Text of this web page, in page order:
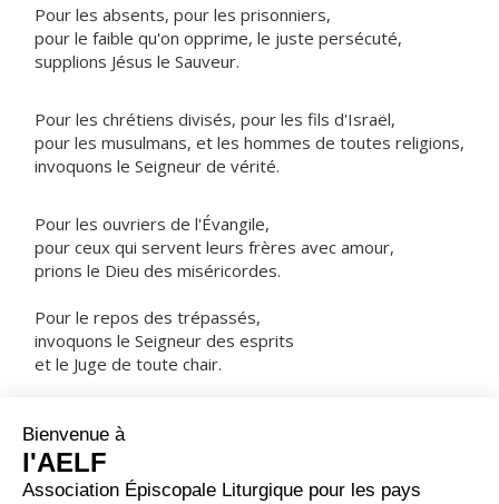
Pour les absents, pour les prisonniers,
pour le faible qu'on opprime, le juste persécuté,
supplions Jésus le Sauveur.
Pour les chrétiens divisés, pour les fils d'Israël,
pour les musulmans, et les hommes de toutes religions,
invoquons le Seigneur de vérité.
Pour les ouvriers de l'Évangile,
pour ceux qui servent leurs frères avec amour,
prions le Dieu des miséricordes.
Pour le repos des trépassés,
invoquons le Seigneur des esprits
et le Juge de toute chair.
NOTRE PÈRE
ORAISON